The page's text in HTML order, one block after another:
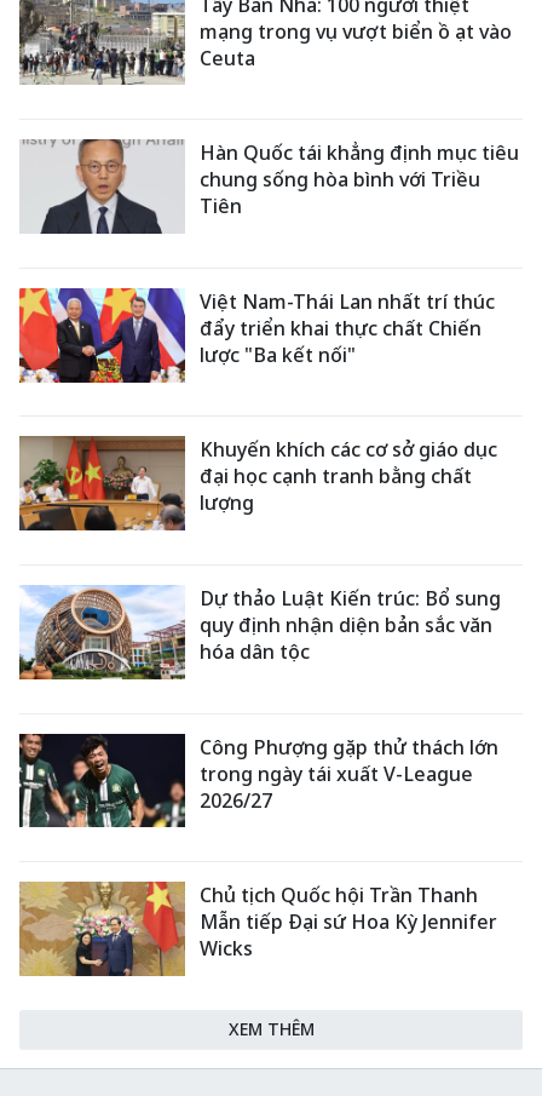
mạng trong vụ vượt biển ồ ạt vào
Ceuta
Hàn Quốc tái khẳng định mục tiêu
chung sống hòa bình với Triều
Tiên
Việt Nam-Thái Lan nhất trí thúc
đẩy triển khai thực chất Chiến
lược "Ba kết nối"
Khuyến khích các cơ sở giáo dục
đại học cạnh tranh bằng chất
lượng
Dự thảo Luật Kiến trúc: Bổ sung
quy định nhận diện bản sắc văn
hóa dân tộc
Công Phượng gặp thử thách lớn
trong ngày tái xuất V-League
2026/27
Chủ tịch Quốc hội Trần Thanh
Mẫn tiếp Đại sứ Hoa Kỳ Jennifer
Wicks
XEM THÊM